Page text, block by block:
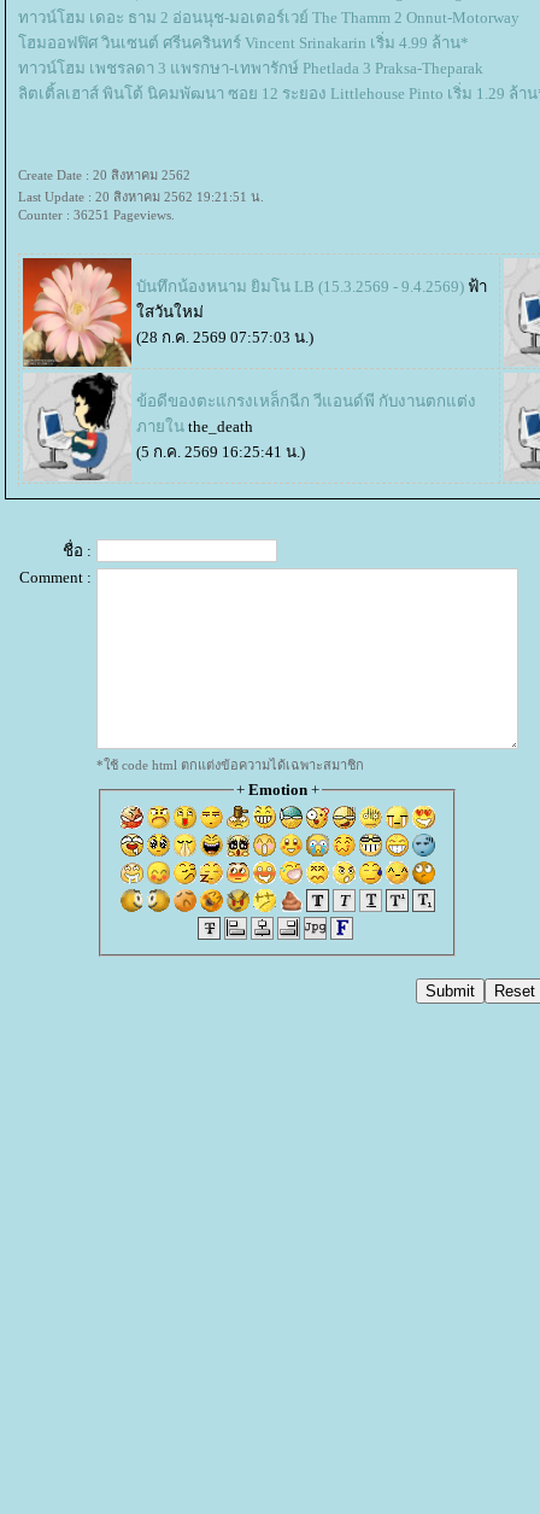
ทาวน์โฮม เดอะ ธาม 2 อ่อนนุช-มอเตอร์เวย์ The Thamm 2 Onnut-Motorway
ฮมออฟฟิศ วินเซนต์ ศรีนครินทร์ Vincent Srinakarin เริ่ม 4.99 ล้าน*
ทาวน์โฮม เพชรลดา 3 แพรกษา-เทพารักษ์ Phetlada 3 Praksa-Theparak
ลิตเติ้ลเฮาส์ พินโต้ นิคมพัฒนา ซอย 12 ระยอง Littlehouse Pinto เริ่ม 1.29 ล้า
Create Date : 20 สิงหาคม 2562
Last Update : 20 สิงหาคม 2562 19:21:51 น.
Counter : 36251 Pageviews.
บันทึกน้องหนาม ยิมโน LB (15.3.2569 - 9.4.2569) ฟ้า
สวันใหม่
(28 ก.ค. 2569 07:57:03 น.)
ข้อดีของตะแกรงเหล็กฉีก วีแอนด์พี กับงานตกแต่ง
ภายใน the_death
(5 ก.ค. 2569 16:25:41 น.)
ชื่อ :
Comment :
*ใช้ code html ตกแต่งข้อความได้เฉพาะสมาชิก
+ Emotion+